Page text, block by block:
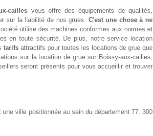
cailles vous offre des équipements de qualités,
sur la fiabilité de nos grues.C'est une chose à ne
utilise des machines conformes aux normes et
en toute sécurité. De plus, notre service location
tarifsattractifs pour toutes les locations de grue que
sur la location de grue sur Boissy-aux-cailles,
seront présents pour vous accueillir et trouver
une ville positionnée au sein du département 77. 300